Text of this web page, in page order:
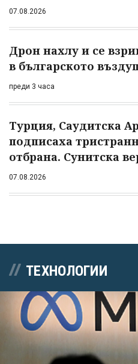
07.08.2026
Дрон нахлу и се
в българското
преди 3 часа
Турция, Саудитска
подписаха
отбрана. Сунитска
07.08.2026
ТЕХНОЛОГИИ